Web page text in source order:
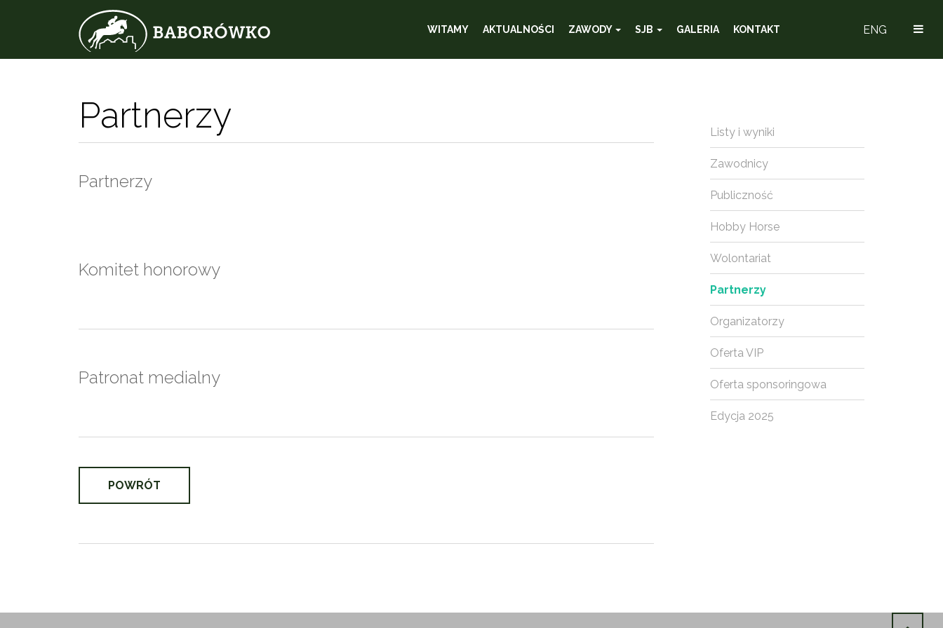
ENG
WITAMY AKTUALNOŚCI ZAWODY SJB GALERIA KONTAKT
Partnerzy
Partnerzy
Komitet honorowy
Patronat medialny
POWRÓT
Listy i wyniki
Zawodnicy
Publiczność
Hobby Horse
Wolontariat
Partnerzy
Organizatorzy
Oferta VIP
Oferta sponsoringowa
Edycja 2025